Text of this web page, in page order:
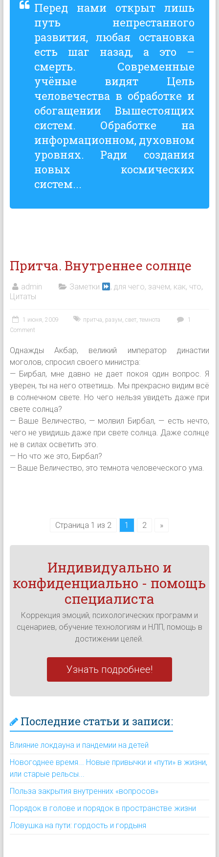
Перед нами открыт лишь
путь непрестанного
развития, любая остановка
есть шаг назад, а это –
смерть. Современные
учёные видят Цель
человечества в обработке и
обогащении Вышестоящих
систем. Обработке на
информационном, духовном
уровнях. Ради создания
новых космических
систем...
Притча. Внутреннее солнце
admin Заметки , для чего, зачем, как, что,
Цитаты
1 июня, 2009 притча, разум, свет, темнота
1
Comment
Однажды Акбар, великий император династии
моголов, спросил своего министра:
— Бирбал, мне давно не дает покоя один вопрос. Я
уверен, ты на него ответишь. Мы прекрасно видим всё
в солнечном свете. Но чего нельзя увидеть даже при
свете солнца?
— Ваше Величество, — молвил Бирбал, — есть нечто,
чего не увидишь даже при свете солнца. Даже солнце
не в силах осветить это.
— Но что же это, Бирбал?
— Ваше Величество, это темнота человеческого ума.
Страница 1 из 2 1 2 »
Индивидуально и
конфиденциально - помощь
специалиста
Коррекция эмоций, психологических программ и
сценариев, обучение технологиям и НЛП, помощь в
достижении целей.
Узнать подробнее!
Последние статьи и записи:
Влияние локдауна и пандемии на детей
Новогоднее время... Новые привычки и «пути» в жизни,
или старые рельсы...
Польза закрытия внутренних «вопросов»
Порядок в голове и порядок в пространстве жизни
Ловушка на пути: гордость и гордыня